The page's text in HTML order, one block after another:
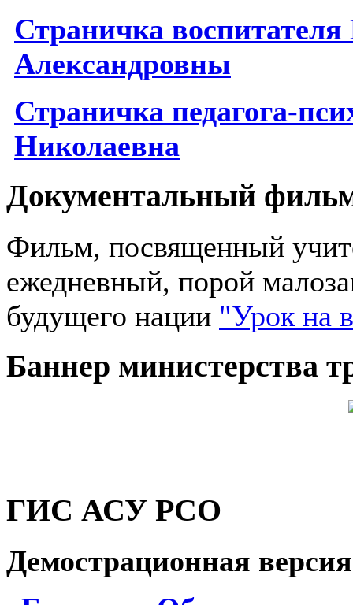
Страничка
Александровны
Страничка педагога-
Николаевна
Документальный
Фильм, посвященный
ежедневный, порой
будущего нации "Урок на
Баннер министерства
ГИС АСУ РСО
Демострационная